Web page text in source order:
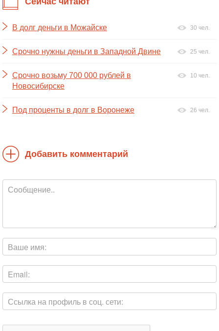
В долг деньги в Можайске 30 чел.
Срочно нужны деньги в Западной Двине 25 чел.
Срочно возьму 700 000 рублей в
Новосибирске
10 чел.
Под проценты в долг в Воронеже 26 чел.
Добавить комментарий